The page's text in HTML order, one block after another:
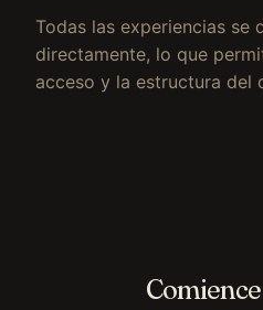
Todas las experiencias se
directamente, lo que
acceso y la estructura del